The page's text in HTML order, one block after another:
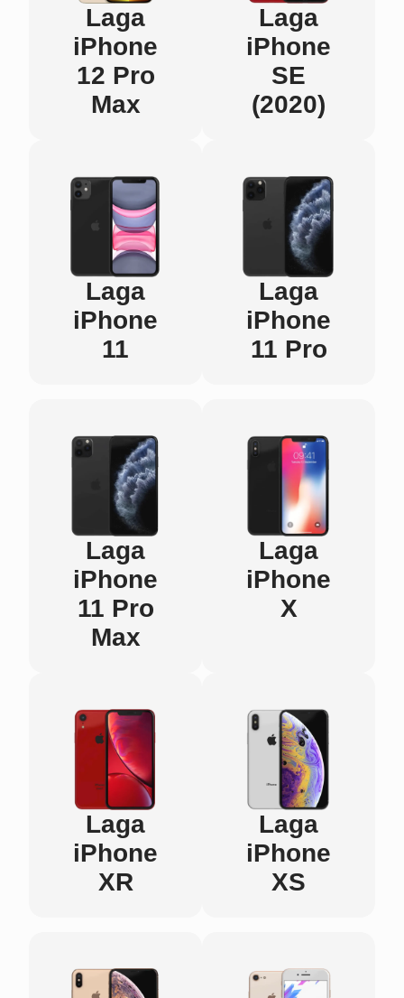
Laga
iPhone
12 Pro
Max
Laga
iPhone
SE
(2020)
Laga
iPhone
11
Laga
iPhone
11 Pro
Laga
iPhone
11 Pro
Max
Laga
iPhone
X
Laga
iPhone
XR
Laga
iPhone
XS